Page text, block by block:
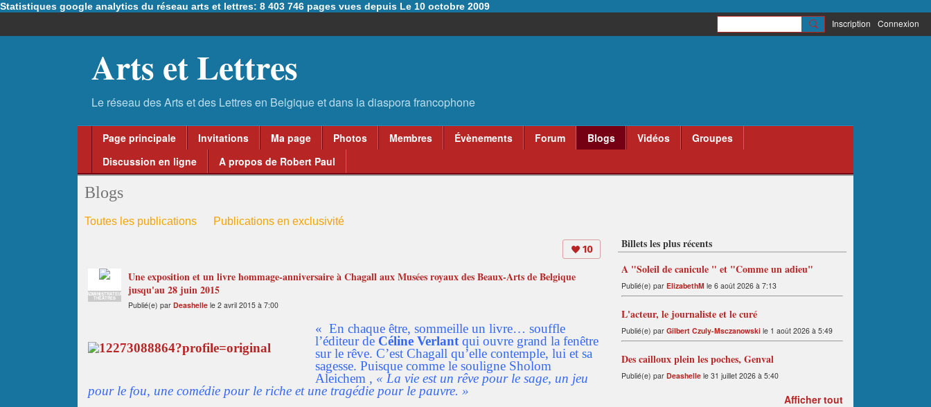
Statistiques google analytics du réseau arts et lettres: 8 403 746 pages vues depuis Le 10 octobre 2009
Inscription Connexion
Arts et Lettres
Page principale Invitations Ma page Photos Membres Évènements Forum Blogs Vidéos
Groupes
Discussion en ligne
A propos de Robert Paul
Blogs
Toutes les publications Publications en exclusivité
10
ADMINISTRATEUR
THÉÂTRES
Une exposition et un livre hommage-anniversaire à Chagall aux Musées royaux des Beaux-Arts de Belgique
jusqu'au 28 juin 2015
Publié(e) par Deashelle le 2 avril 2015 à 7:00
« En chaque être, sommeille un livre… souffle
l’éditeur de Céline Verlant qui ouvre grand la fenêtre
sur le rêve. C’est Chagall qu’elle contemple, lui et sa
sagesse. Puisque comme le souligne Sholom
Aleichem , « La vie est un rêve pour le sage, un jeu
pour le fou, une comédie pour le riche et une tragédie pour le pauvre. »
Billets les plus récents
A "Soleil de canicule " et "Comme un adieu"
Publié(e) par ElizabethM le 6 août 2026 à 7:13
L'acteur, le journaliste et le curé
Publié(e) par Gilbert Czuly-Msczanowski le 1 août 2026 à 5:49
Des cailloux plein les poches, Genval
Publié(e) par Deashelle le 31 juillet 2026 à 5:40
Afficher tout